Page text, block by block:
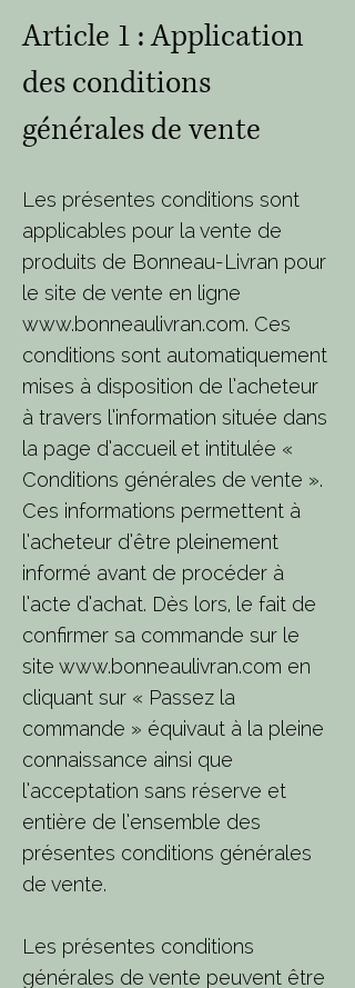
Article 1 : Application
des conditions
générales de vente
Les présentes conditions sont
applicables pour la vente de
produits de Bonneau-Livran pour
le site de vente en ligne
www.bonneaulivran.com. Ces
conditions sont automatiquement
mises à disposition de l’acheteur
à travers l’information située dans
la page d’accueil et intitulée «
Conditions générales de vente ».
Ces informations permettent à
l’acheteur d’être pleinement
informé avant de procéder à
l’acte d’achat. Dès lors, le fait de
confirmer sa commande sur le
site www.bonneaulivran.com en
cliquant sur « Passez la
commande » équivaut à la pleine
connaissance ainsi que
l’acceptation sans réserve et
entière de l’ensemble des
présentes conditions générales
de vente.
Les présentes conditions
générales de vente peuvent être